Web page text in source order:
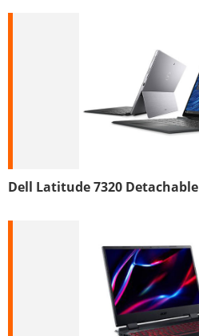
Dell Latitude 7320 Detachable